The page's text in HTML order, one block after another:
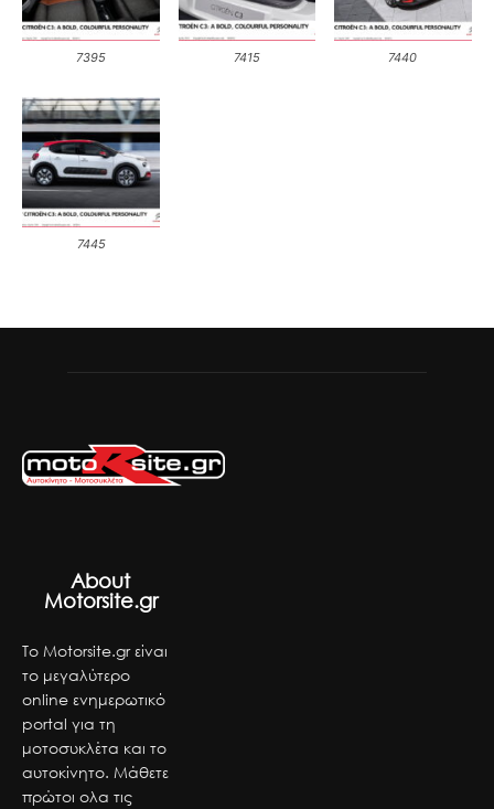
7395 7415 7440
7445
About
Motorsite.gr
Το Motorsite.gr είναι
το μεγαλύτερο
online ενημερωτικό
portal για τη
μοτοσυκλέτα και το
αυτοκίνητο. Μάθετε
πρώτοι ολα τις